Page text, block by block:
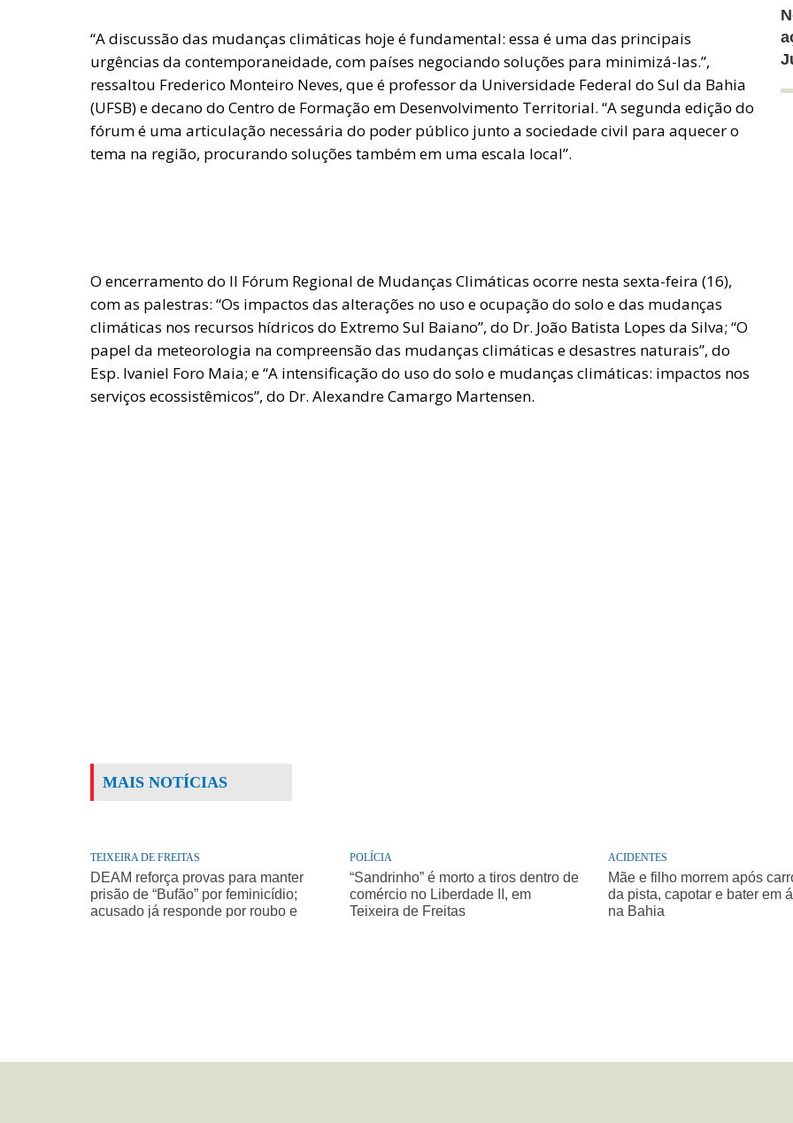
“A discussão das mudanças climáticas hoje é fundamental: essa é uma das principais
urgências da contemporaneidade, com países negociando soluções para minimizá-las.”,
ressaltou Frederico Monteiro Neves, que é professor da Universidade Federal do Sul da Bahia
(UFSB) e decano do Centro de Formação em Desenvolvimento Territorial. “A segunda edição do
fórum é uma articulação necessária do poder público junto a sociedade civil para aquecer o
tema na região, procurando soluções também em uma escala local”.
O encerramento do II Fórum Regional de Mudanças Climáticas ocorre nesta sexta-feira (16),
com as palestras: “Os impactos das alterações no uso e ocupação do solo e das mudanças
climáticas nos recursos hídricos do Extremo Sul Baiano”, do Dr. João Batista Lopes da Silva; “O
papel da meteorologia na compreensão das mudanças climáticas e desastres naturais”, do
Esp. Ivaniel Foro Maia; e “A intensificação do uso do solo e mudanças climáticas: impactos nos
serviços ecossistêmicos”, do Dr. Alexandre Camargo Martensen.
MAIS NOTÍCIAS
TEIXEIRA DE FREITAS
DEAM reforça provas para manter
prisão de “Bufão” por feminicídio;
acusado já responde por roubo e
POLÍCIA
“Sandrinho” é morto a tiros dentro de
comércio no Liberdade II, em
Teixeira de Freitas
ACIDENTES
Mãe e filho morrem após
da pista, capotar e bater em
na Bahia